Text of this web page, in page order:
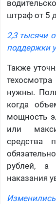
штраф от 5
2,3 тысячи
поддержки
Также
нужны.
когда
мощность
или
средства
рублей, а
наказания